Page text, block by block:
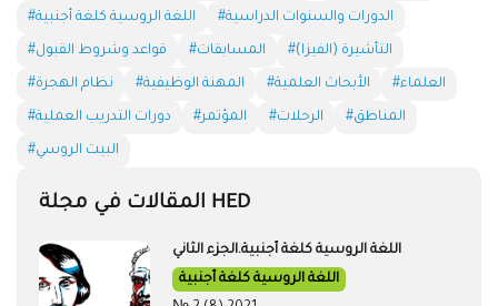
#اللغة الروسية كلغة أجنبية #الدورات والسنوات الدراسية
#قواعد وشروط القبول #المسابقات #التأشيرة (الفيزا)
#نظام الهجرة #المهنة الوظيفية #الأبحاث العلمية #العلماء
#دورات التدريب العملية #المؤتمر #الرحلات #المناطق
#البيت الروسي
المقالات في مجلة HED
اللغة الروسية كلغة أجنبية.الجزء الثاني
اللغة الروسية كلغة أجنبية